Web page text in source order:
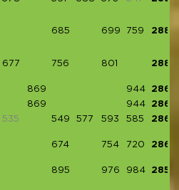
685 699 759 2883
677 756 801 2883
869 944
2867
869 944
2867
535 549 577 593 585 2864
674 754 720 2860
895 976 984 2855